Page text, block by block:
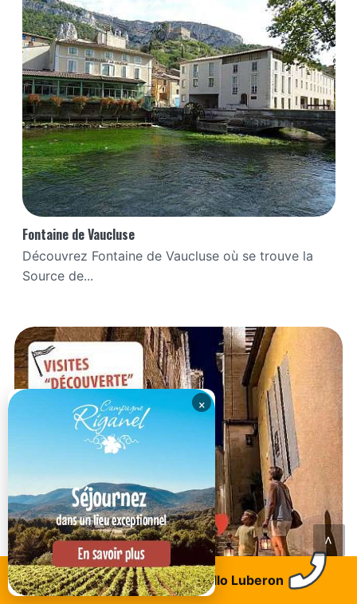
Fontaine de Vaucluse
Découvrez Fontaine de Vaucluse où se trouve la
Source de...
Trouvez un logement Allo Luberon
×
<